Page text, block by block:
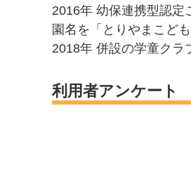
2016年 幼保連携型認定
園名を「とりやまこど
2018年 併設の学童クラ
利用者アンケート